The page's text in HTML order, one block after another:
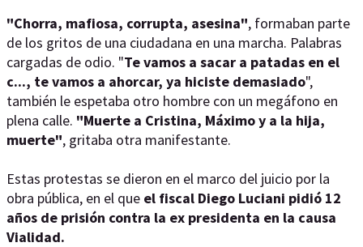
"Chorra, mafiosa, corrupta, asesina", formaban parte
de los gritos de una ciudadana en una marcha. Palabras
cargadas de odio. "Te vamos a sacar a patadas en el
c..., te vamos a ahorcar, ya hiciste demasiado",
también le espetaba otro hombre con un megáfono en
plena calle. "Muerte a Cristina, Máximo y a la hija,
muerte", gritaba otra manifestante.
Estas protestas se dieron en el marco del juicio por la
obra pública, en el que el fiscal Diego Luciani pidió 12
años de prisión contra la ex presidenta en la causa
Vialidad.